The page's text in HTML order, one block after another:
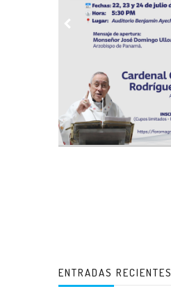
ENTRADAS RECIENTES